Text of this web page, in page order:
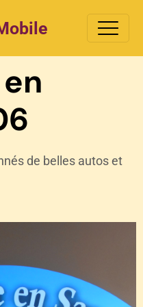
de belles autos et